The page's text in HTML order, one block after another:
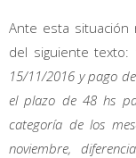
Ante esta
del siguiente texto:
15/11/2016 y pago
el plazo de 48 hs
categoría de los
noviembre,